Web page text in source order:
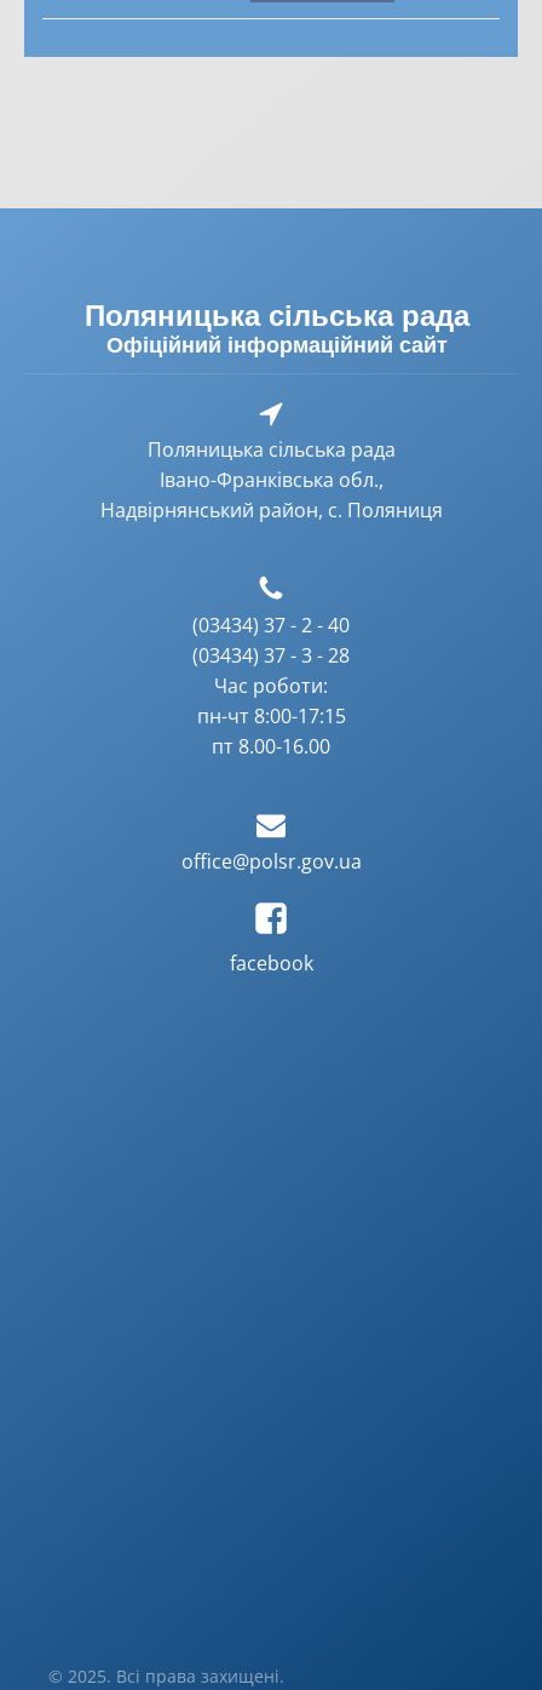
Поляницька сільська рада
Офіційний інформаційний сайт
Поляницька сільська рада
Івано-Франківська обл.,
Надвірнянський район, с. Поляниця
(03434) 37 - 2 - 40
(03434) 37 - 3 - 28
Час роботи:
пн-чт 8:00-17:15
пт 8.00-16.00
office@polsr.gov.ua
facebook
© 2025. Всі права захищені.